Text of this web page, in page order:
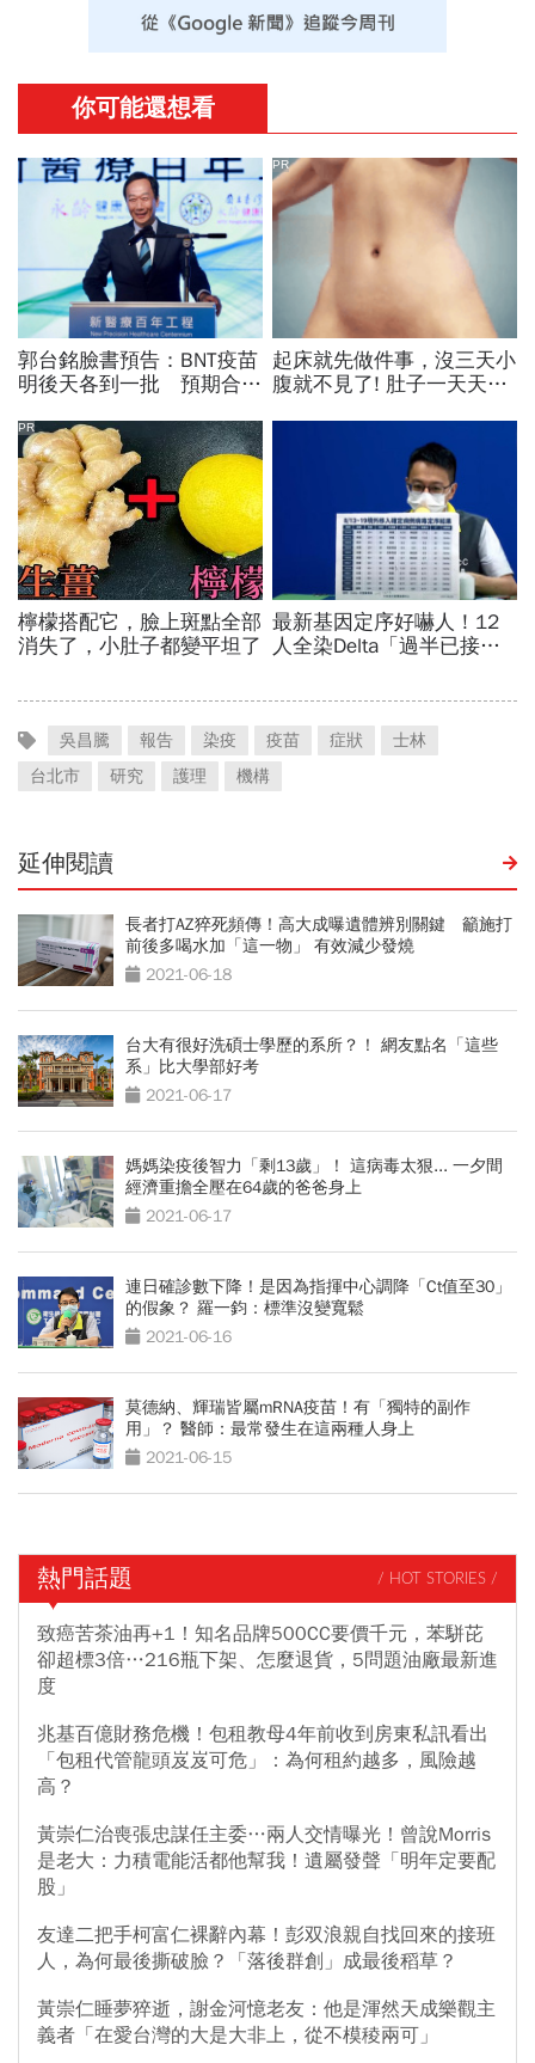
吳昌騰 報告 染疫 疫苗 症狀
士林
台北市
研究 護理 機構
延伸閱讀
長者打AZ猝死頻傳！高大成曝遺體辨別關鍵 籲施打
前後多喝水加「這一物」 有效減少發燒
2021-06-18
台大有很好洗碩士學歷的系所？！ 網友點名「這些
系」比大學部好考
2021-06-17
媽媽染疫後智力「剩13歲」！ 這病毒太狠... 一夕間
經濟重擔全壓在64歲的爸爸身上
2021-06-17
連日確診數下降！是因為指揮中心調降「Ct值至30」
的假象？ 羅一鈞：標準沒變寬鬆
2021-06-16
莫德納、輝瑞皆屬mRNA疫苗！有「獨特的副作
用」？ 醫師：最常發生在這兩種人身上
2021-06-15
熱門話題 / HOT STORIES /
致癌苦茶油再+1！知名品牌500CC要價千元，苯駢芘
卻超標3倍…216瓶下架、怎麼退貨，5問題油廠最新進
度
兆基百億財務危機！包租教母4年前收到房東私訊看出
「包租代管龍頭岌岌可危」：為何租約越多，風險越
高？
黃崇仁治喪張忠謀任主委…兩人交情曝光！曾說Morris
是老大：力積電能活都他幫我！遺屬發聲「明年定要配
股」
友達二把手柯富仁裸辭內幕！彭双浪親自找回來的接班
人，為何最後撕破臉？「落後群創」成最後稻草？
黃崇仁睡夢猝逝，謝金河憶老友：他是渾然天成樂觀主
義者「在愛台灣的大是大非上，從不模稜兩可」